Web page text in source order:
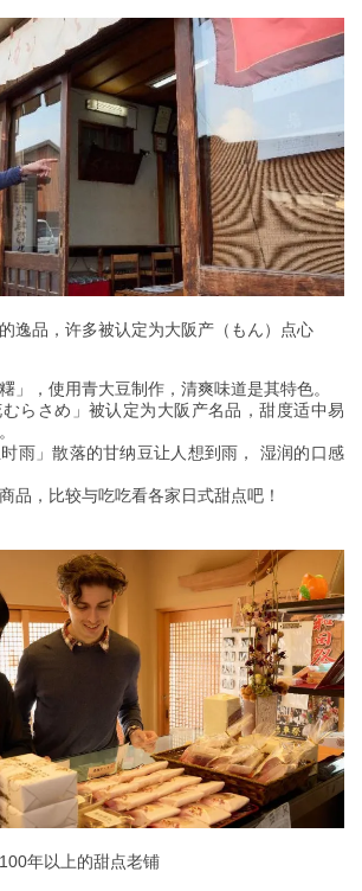
逸品，许多被认定为大阪产（もん）点心
」，使用青大豆制作，清爽味道是其特色。
らさめ」被认定为大阪产名品，甜度适中易
雨」散落的甘纳豆让人想到雨， 湿润的口感
品，比较与吃吃看各家日式甜点吧！
年以上的甜点老铺